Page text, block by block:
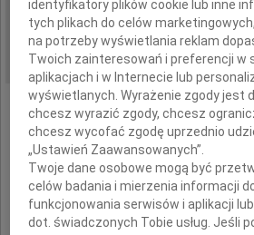
REGION: Kraków
DATA EMISJI: 15.12.2010
wyrazy
identyfikatory plików cookie lub inne
tych plikach do celów
na potrzeby wyświetlania reklam
Twoich zainteresowań i preferencji w
aplikacjach i w Internecie lub
wyświetlanych. Wyrażenie zgody jest
chcesz wyrazić zgody, chcesz
chcesz wycofać zgodę uprzednio
„Ustawień Zaawansowanych”.
Twoje dane osobowe mogą być
celów badania i mierzenia informacji
funkcjonowania serwisów i aplikacji
dot. świadczonych Tobie usług. Jeśli